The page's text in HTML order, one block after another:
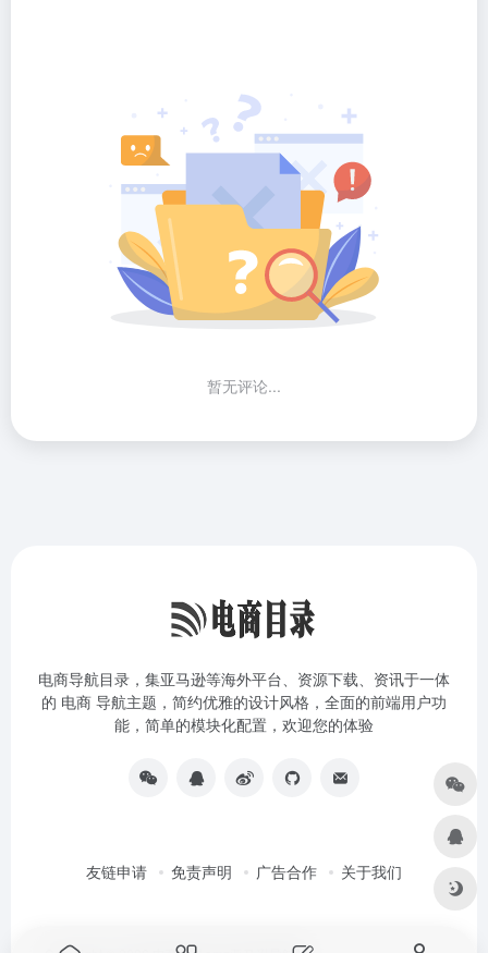
暂无评论...
电商导航目录，集亚马逊等海外平台、资源下载、资讯于一体
的 电商 导航主题，简约优雅的设计风格，全面的前端用户功
能，简单的模块化配置，欢迎您的体验
友链申请 免责声明 广告合作 关于我们